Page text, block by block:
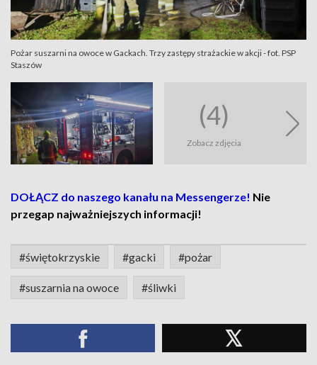
Pożar suszarni na owoce w Gackach. Trzy zastępy strażackie w akcji - fot. PSP
Staszów
(4)
Zobacz zdjęcia
DOŁĄCZ do naszego kanału na Messengerze! Nie
przegap najważniejszych informacji!
#świętokrzyskie #gacki #pożar
#suszarnia na owoce #śliwki